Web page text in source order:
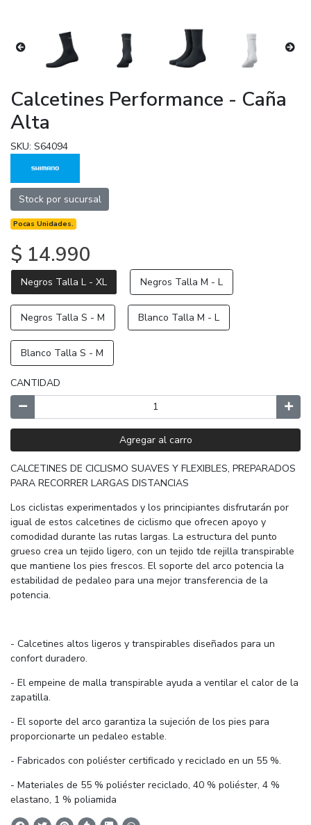
Calcetines Performance - Caña
Alta
SKU: S64094
Stock por sucursal
Pocas Unidades.
$ 14.990
Negros Talla L - XL Negros Talla M - L
Negros Talla S - M Blanco Talla M - L
Blanco Talla S - M
CANTIDAD
Agregar al carro
CALCETINES DE CICLISMO SUAVES Y FLEXIBLES, PREPARADOS
PARA RECORRER LARGAS DISTANCIAS
Los ciclistas experimentados y los principiantes disfrutarán por
igual de estos calcetines de ciclismo que ofrecen apoyo y
comodidad durante las rutas largas. La estructura del punto
grueso crea un tejido ligero, con un tejido tde rejilla transpirable
que mantiene los pies frescos. El soporte del arco potencia la
estabilidad de pedaleo para una mejor transferencia de la
potencia.
- Calcetines altos ligeros y transpirables diseñados para un
confort duradero.
- El empeine de malla transpirable ayuda a ventilar el calor de la
zapatilla.
- El soporte del arco garantiza la sujeción de los pies para
proporcionarte un pedaleo estable.
- Fabricados con poliéster certificado y reciclado en un 55 %.
- Materiales de 55 % poliéster reciclado, 40 % poliéster, 4 %
elastano, 1 % poliamida